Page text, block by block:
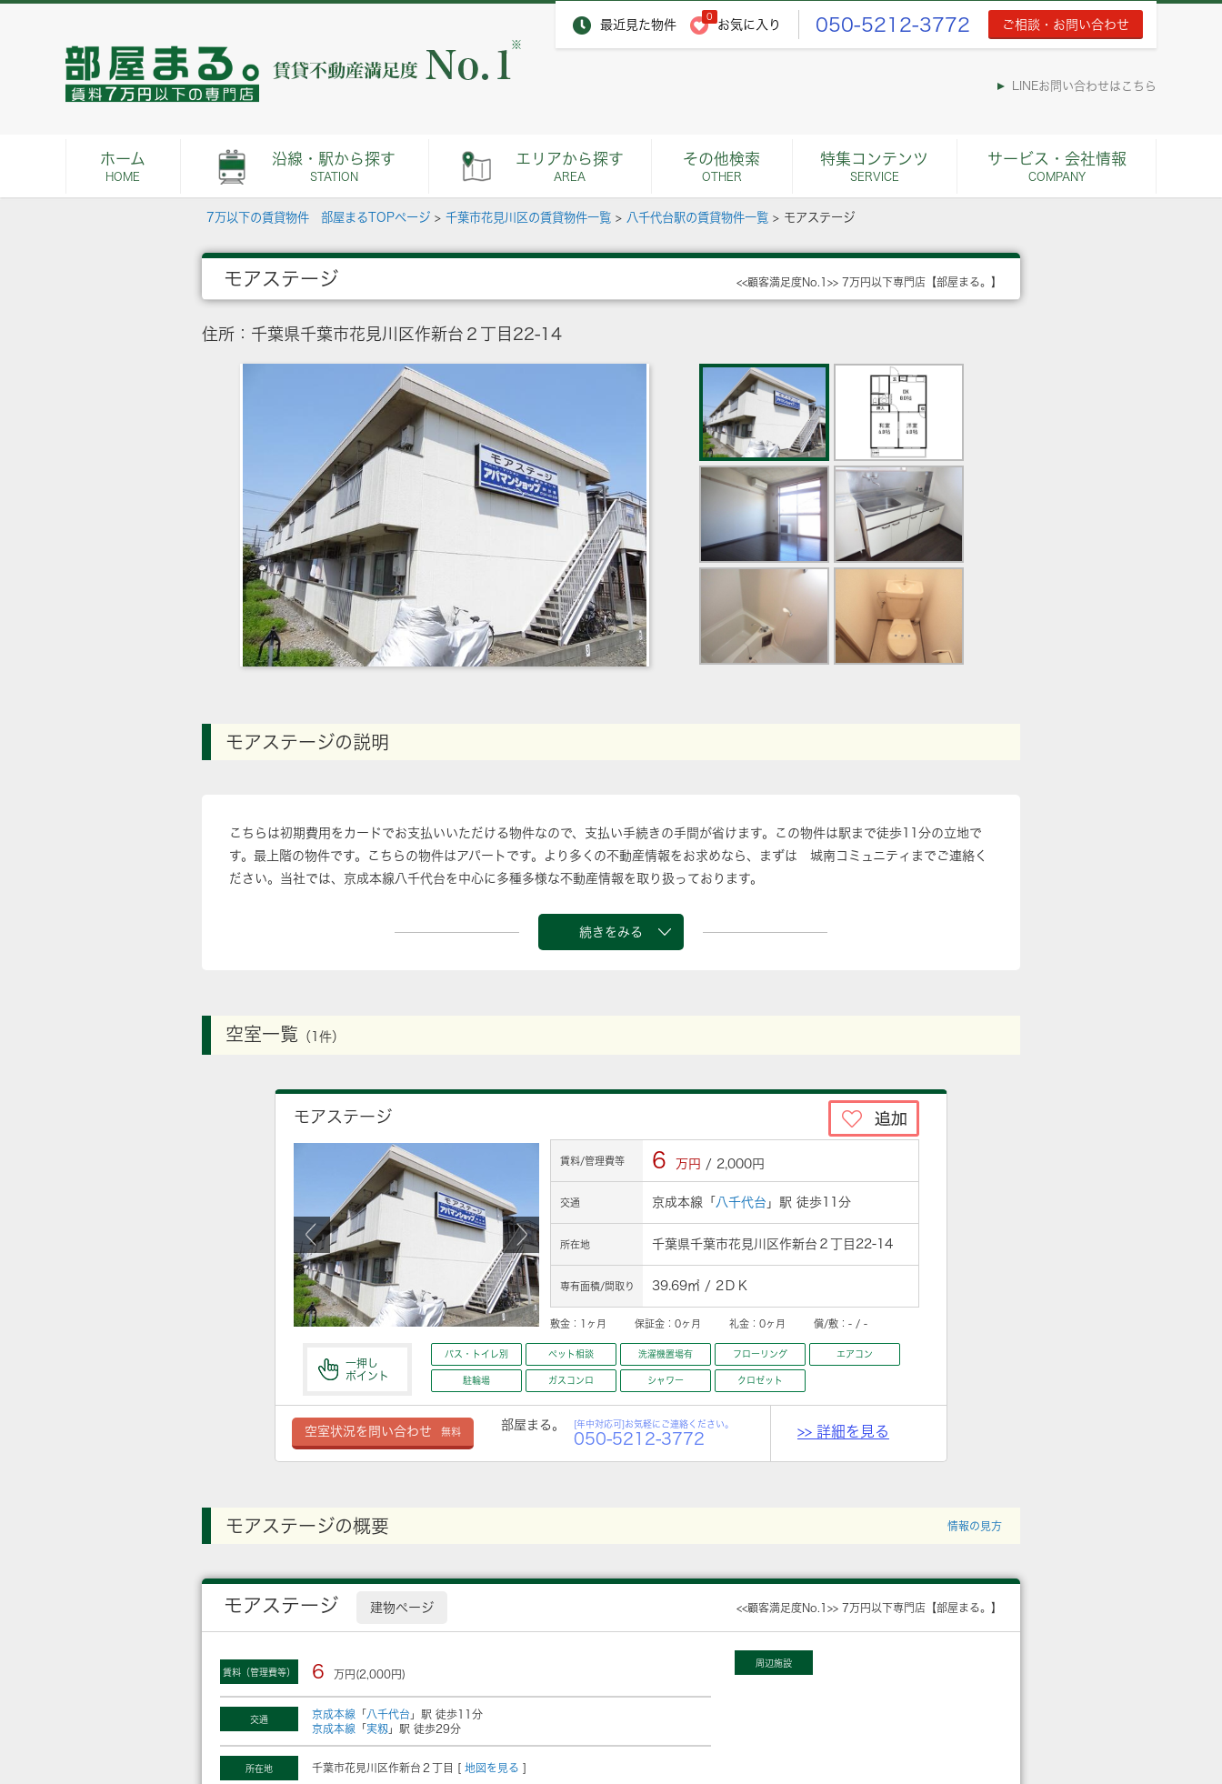
最近見た物件
0
お気に入り 050-5212-3772 ご相談・お問い合わせ
※
LINEお問い合わせはこちら
ホーム
HOME
沿線・駅から探す
STATION
エリアから探す
AREA
その他検索
OTHER
特集コンテンツ
SERVICE
サービス・会社情報
COMPANY
7万以下の賃貸物件 部屋まるTOPページ > 千葉市花見川区の賃貸物件一覧 > 八千代台駅の賃貸物件一覧 > モアステージ
モアステージ <<顧客満足度No.1>> 7万円以下専門店【部屋まる。】
住所：千葉県千葉市花見川区作新台２丁目22-14
モアステージの説明
こちらは初期費用をカードでお支払いいただける物件なので、支払い手続きの手間が省けます。この物件は駅まで徒歩11分の立地で
す。最上階の物件です。こちらの物件はアパートです。より多くの不動産情報をお求めなら、まずは 城南コミュニティまでご連絡く
ださい。当社では、京成本線八千代台を中心に多種多様な不動産情報を取り扱っております。
続きをみる
空室一覧 （1件）
モアステージ
賃料/管理費等 6 万円 / 2,000円
交通 京成本線「 八千代台 」駅 徒歩11分
所在地 千葉県千葉市花見川区作新台２丁目22-14
専有面積/間取り 39.69㎡ / 2ＤＫ
敷金： 1ヶ月 保証金： 0ヶ月 礼金： 0ヶ月 償/敷： - / -
一押し
ポイント
バス・トイレ別 ペット相談 洗濯機置場有 フローリング エアコン
駐輪場 ガスコンロ シャワー クロゼット
空室状況を問い合わせ 無料
部屋まる。 [年中対応可]お気軽にご連絡ください。
050-5212-3772 >> 詳細を見る
モアステージの概要 情報の見方
モアステージ 建物ページ <<顧客満足度No.1>> 7万円以下専門店【部屋まる。】
賃料（管理費等） 6 万円(2,000円)
交通 京成本線 「 八千代台 」駅 徒歩11分
京成本線 「 実籾 」駅 徒歩29分
所在地 千葉市花見川区作新台２丁目 [ 地図を見る ]
周辺施設